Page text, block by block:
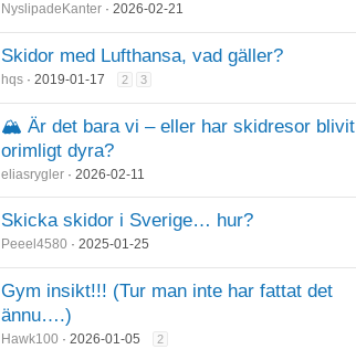
NyslipadeKanter 2026-02-21
Skidor med Lufthansa, vad gäller?
hqs 2019-01-17 2 3
🏔️ Är det bara vi – eller har skidresor blivit
orimligt dyra?
eliasrygler 2026-02-11
Skicka skidor i Sverige… hur?
Peeel4580 2025-01-25
Gym insikt!!! (Tur man inte har fattat det
ännu….)
Hawk100 2026-01-05 2